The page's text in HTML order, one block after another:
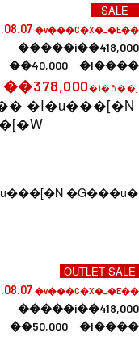
SALE
�v���C�X�_�E��
�����i��418,000
��40,000 �l����
��378,000�i�ō��j
�G���u�
OUTLET SALE
�v���C�X�_�E��
�����i��418,000
��50,000 �l����